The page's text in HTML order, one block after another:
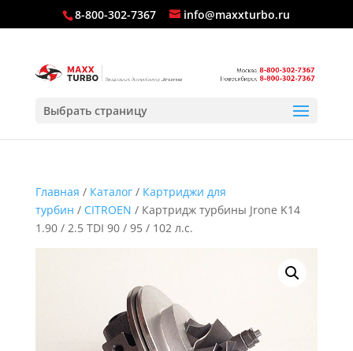
8-800-302-7367 info@maxxturbo.ru
Выбрать страницу
Главная / Каталог/ Картриджи для
турбин / CITROEN / Картридж турбины Jrone K14
1.90 / 2.5 TDI 90 / 95 / 102 л.с.